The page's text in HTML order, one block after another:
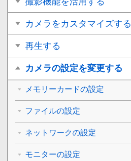
カメラをカスタマイズする
再生する
カメラの設定を変更する
メモリーカードの設定
ファイルの設定
ネットワークの設定
モニターの設定